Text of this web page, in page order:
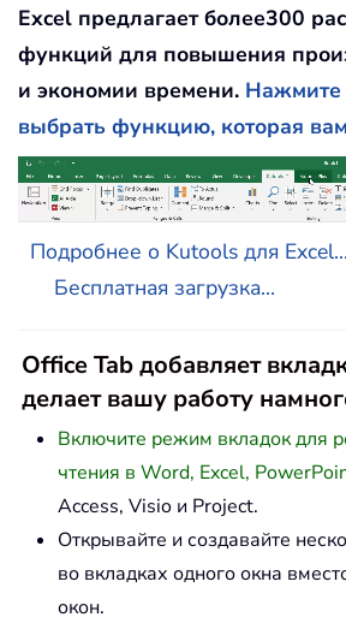
Excel предлагает более300
функций для повышения
и экономии времени. Нажмите
выбрать функцию, которая
Подробнее о Kutools для Excel...
Бесплатная загрузка...
Office Tab добавляет
делает вашу работу
Включите режим вкладок для
чтения в Word, Excel,
Access, Visio и Project.
Открывайте и создавайте
во вкладках одного окна
окон.